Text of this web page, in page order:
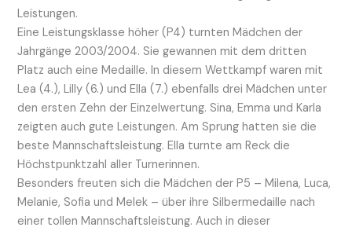
Leistungen.
Eine Leistungsklasse höher (P4) turnten Mädchen der
Jahrgänge 2003/2004. Sie gewannen mit dem dritten
Platz auch eine Medaille. In diesem Wettkampf waren mit
Lea (4.), Lilly (6.) und Ella (7.) ebenfalls drei Mädchen unter
den ersten Zehn der Einzelwertung. Sina, Emma und Karla
zeigten auch gute Leistungen. Am Sprung hatten sie die
beste Mannschaftsleistung. Ella turnte am Reck die
Höchstpunktzahl aller Turnerinnen.
Besonders freuten sich die Mädchen der P5 – Milena, Luca,
Melanie, Sofia und Melek – über ihre Silbermedaille nach
einer tollen Mannschaftsleistung. Auch in dieser